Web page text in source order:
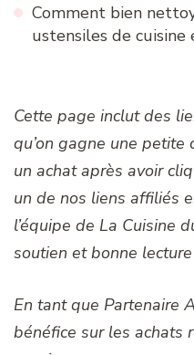
Comment bien
ustensiles de cuisine
Cette page inclut des
qu’on gagne une petite
un achat après avoir
un de nos liens affiliés
l’équipe de La Cuisine
soutien et bonne
En tant que Partenaire
bénéfice sur les achats